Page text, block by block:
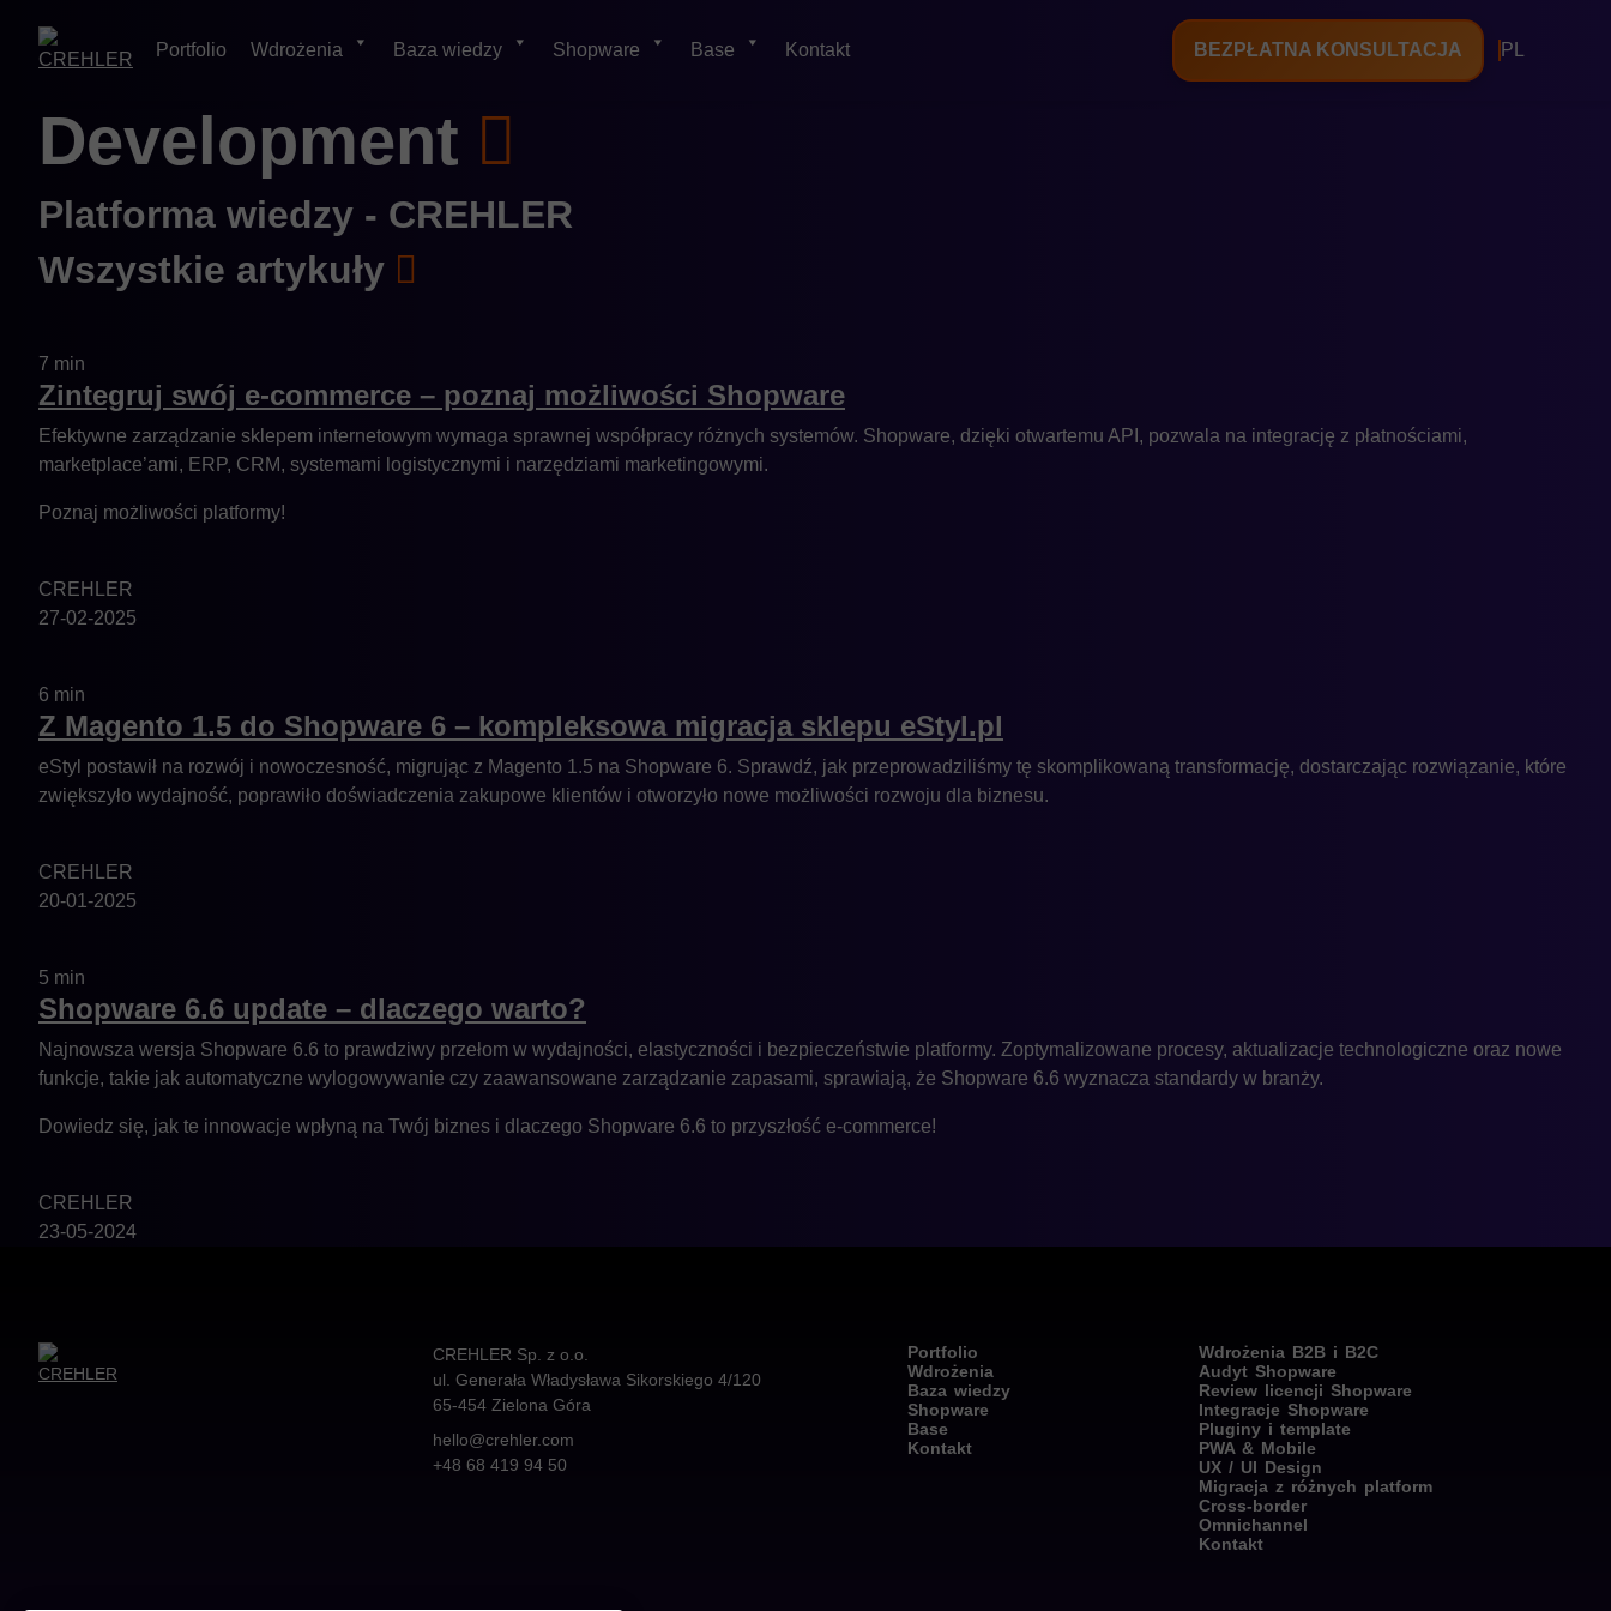
content
PL
Portfolio Wdrożenia Baza wiedzy Shopware Base Kontakt BEZPŁATNA KONSULTACJA
Development
Platforma wiedzy - CREHLER
Wszystkie artykuły
7 min
Zintegruj swój e-commerce – poznaj możliwości Shopware
Efektywne zarządzanie sklepem internetowym wymaga sprawnej współpracy różnych systemów. Shopware, dzięki otwartemu API, pozwala na integrację z płatnościami,
marketplace’ami, ERP, CRM, systemami logistycznymi i narzędziami marketingowymi.
Poznaj możliwości platformy!
CREHLER
27-02-2025
6 min
Z Magento 1.5 do Shopware 6 – kompleksowa migracja sklepu eStyl.pl
eStyl postawił na rozwój i nowoczesność, migrując z Magento 1.5 na Shopware 6. Sprawdź, jak przeprowadziliśmy tę skomplikowaną transformację, dostarczając rozwiązanie, które
zwiększyło wydajność, poprawiło doświadczenia zakupowe klientów i otworzyło nowe możliwości rozwoju dla biznesu.
CREHLER
20-01-2025
5 min
Shopware 6.6 update – dlaczego warto?
Najnowsza wersja Shopware 6.6 to prawdziwy przełom w wydajności, elastyczności i bezpieczeństwie platformy. Zoptymalizowane procesy, aktualizacje technologiczne oraz nowe
funkcje, takie jak automatyczne wylogowywanie czy zaawansowane zarządzanie zapasami, sprawiają, że Shopware 6.6 wyznacza standardy w branży.
Dowiedz się, jak te innowacje wpłyną na Twój biznes i dlaczego Shopware 6.6 to przyszłość e-commerce!
CREHLER
23-05-2024
CREHLER Sp. z o.o.
ul. Generała Władysława Sikorskiego 4/120
65-454 Zielona Góra
hello@crehler.com
+48 68 419 94 50
Portfolio
Wdrożenia
Baza wiedzy
Shopware
Base
Kontakt
Wdrożenia B2B i B2C
Audyt Shopware
Review licencji Shopware
Integracje Shopware
Pluginy i template
PWA & Mobile
UX / UI Design
Migracja z różnych platform
Cross-border
Omnichannel
Kontakt